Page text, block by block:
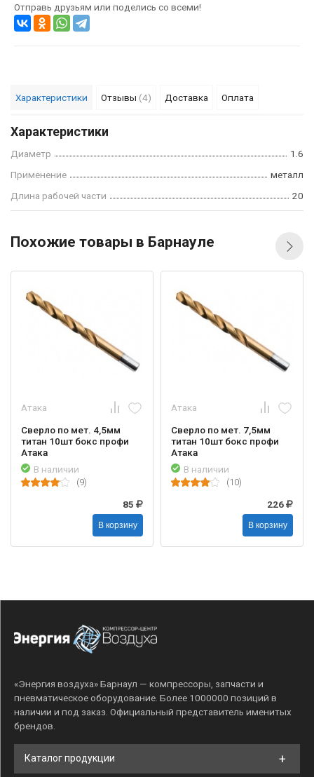
Отправь друзьям или поделись со всеми!
Характеристики Отзывы (4) Доставка Оплата
Характеристики
Диаметр
1.6
Применение
металл
Длина рабочей части
20
Похожие товары в Барнауле
Атака
Сверло по мет. 4,5мм
титан 10шт бокс профи
Атака
В наличии
(9)
85
В корзину
Атака
Сверло по мет. 7,5мм
титан 10шт бокс профи
Атака
В наличии
(10)
226
В корзину
«Энергия воздуха» Барнаул — компрессоры, запчасти и
пневматическое оборудование. Более 1000000 позиций в
наличии и под заказ. Официальный представитель именитых
брендов.
Каталог продукции